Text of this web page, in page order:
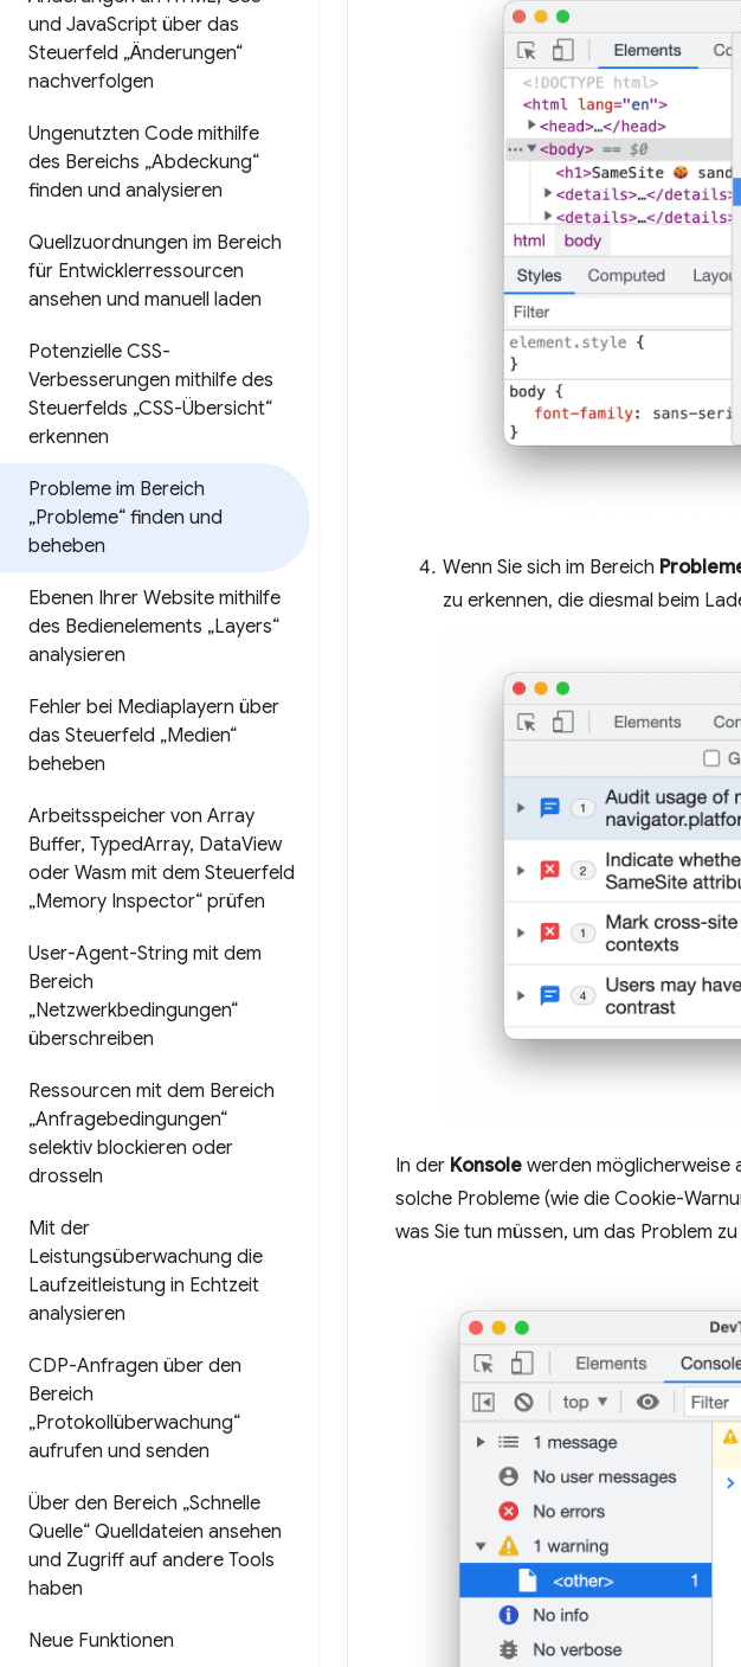
und JavaScript über das
Steuerfeld „Änderungen“
nachverfolgen
Ungenutzten Code mithilfe
des Bereichs „Abdeckung“
finden und analysieren
Quellzuordnungen im Bereich
für Entwicklerressourcen
ansehen und manuell laden
Potenzielle CSS-
Verbesserungen mithilfe des
Steuerfelds „CSS-Übersicht“
erkennen
Probleme im Bereich
„Probleme“ finden und
beheben
Ebenen Ihrer Website mithilfe
des Bedienelements „Layers“
analysieren
Fehler bei Mediaplayern über
das Steuerfeld „Medien“
beheben
Arbeitsspeicher von Array
Buffer, TypedArray, DataView
oder Wasm mit dem Steuerfeld
„Memory Inspector“ prüfen
User-Agent-String mit dem
Bereich
„Netzwerkbedingungen“
überschreiben
Ressourcen mit dem Bereich
„Anfragebedingungen“
selektiv blockieren oder
drosseln
Mit der
Leistungsüberwachung die
Laufzeitleistung in Echtzeit
analysieren
CDP-Anfragen über den
Bereich
„Protokollüberwachung“
aufrufen und senden
Über den Bereich „Schnelle
Quelle“ Quelldateien ansehen
und Zugriff auf andere Tools
haben
Neue Funktionen
Wenn Sie sich im Bereich
zu erkennen, die diesmal beim
In der Konsole werden möglicherweise
solche Probleme (wie die Cookie-
was Sie tun müssen, um das Problem